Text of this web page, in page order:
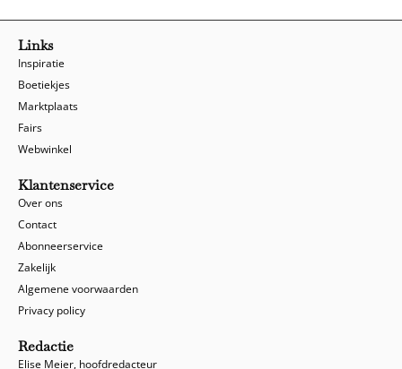
Links
Inspiratie
Boetiekjes
Marktplaats
Fairs
Webwinkel
Klantenservice
Over ons
Contact
Abonneerservice
Zakelijk
Algemene voorwaarden
Privacy policy
Redactie
Elise Meier, hoofdredacteur